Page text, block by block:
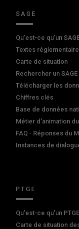
SAGE
Qu'est-ce qu'un
Textes
Carte de situation
Rechercher un SAGE
Télécharger les
Chiffres clés
Base de données
Métier d'animation du
FAQ - Réponses du
Instances de
PTGE
Qu’est-ce qu’un
Carte de situation